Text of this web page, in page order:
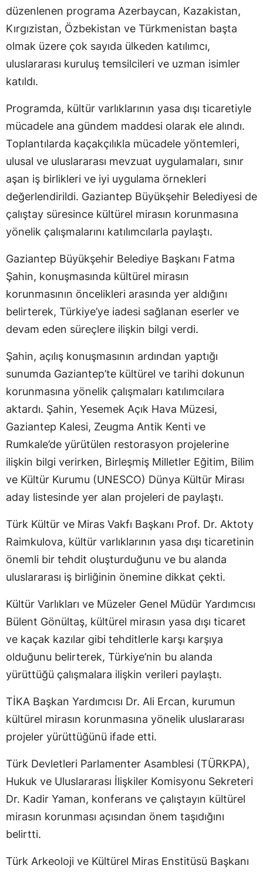
düzenlenen programa Azerbaycan, Kazakistan,
Kırgızistan, Özbekistan ve Türkmenistan başta
olmak üzere çok sayıda ülkeden katılımcı,
uluslararası kuruluş temsilcileri ve uzman isimler
katıldı.
Programda, kültür varlıklarının yasa dışı ticaretiyle
mücadele ana gündem maddesi olarak ele alındı.
Toplantılarda kaçakçılıkla mücadele yöntemleri,
ulusal ve uluslararası mevzuat uygulamaları, sınır
aşan iş birlikleri ve iyi uygulama örnekleri
değerlendirildi. Gaziantep Büyükşehir Belediyesi de
çalıştay süresince kültürel mirasın korunmasına
yönelik çalışmalarını katılımcılarla paylaştı.
Gaziantep Büyükşehir Belediye Başkanı Fatma
Şahin, konuşmasında kültürel mirasın
korunmasının öncelikleri arasında yer aldığını
belirterek, Türkiye’ye iadesi sağlanan eserler ve
devam eden süreçlere ilişkin bilgi verdi.
Şahin, açılış konuşmasının ardından yaptığı
sunumda Gaziantep’te kültürel ve tarihi dokunun
korunmasına yönelik çalışmaları katılımcılara
aktardı. Şahin, Yesemek Açık Hava Müzesi,
Gaziantep Kalesi, Zeugma Antik Kenti ve
Rumkale’de yürütülen restorasyon projelerine
ilişkin bilgi verirken, Birleşmiş Milletler Eğitim, Bilim
ve Kültür Kurumu (UNESCO) Dünya Kültür Mirası
aday listesinde yer alan projeleri de paylaştı.
Türk Kültür ve Miras Vakfı Başkanı Prof. Dr. Aktoty
Raimkulova, kültür varlıklarının yasa dışı ticaretinin
önemli bir tehdit oluşturduğunu ve bu alanda
uluslararası iş birliğinin önemine dikkat çekti.
Kültür Varlıkları ve Müzeler Genel Müdür Yardımcısı
Bülent Gönültaş, kültürel mirasın yasa dışı ticaret
ve kaçak kazılar gibi tehditlerle karşı karşıya
olduğunu belirterek, Türkiye’nin bu alanda
yürüttüğü çalışmalara ilişkin verileri paylaştı.
TİKA Başkan Yardımcısı Dr. Ali Ercan, kurumun
kültürel mirasın korunmasına yönelik uluslararası
projeler yürüttüğünü ifade etti.
Türk Devletleri Parlamenter Asamblesi (TÜRKPA),
Hukuk ve Uluslararası İlişkiler Komisyonu Sekreteri
Dr. Kadir Yaman, konferans ve çalıştayın kültürel
mirasın korunması açısından önem taşıdığını
belirtti.
Türk Arkeoloji ve Kültürel Miras Enstitüsü Başkanı